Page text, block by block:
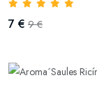
7 € 9 €